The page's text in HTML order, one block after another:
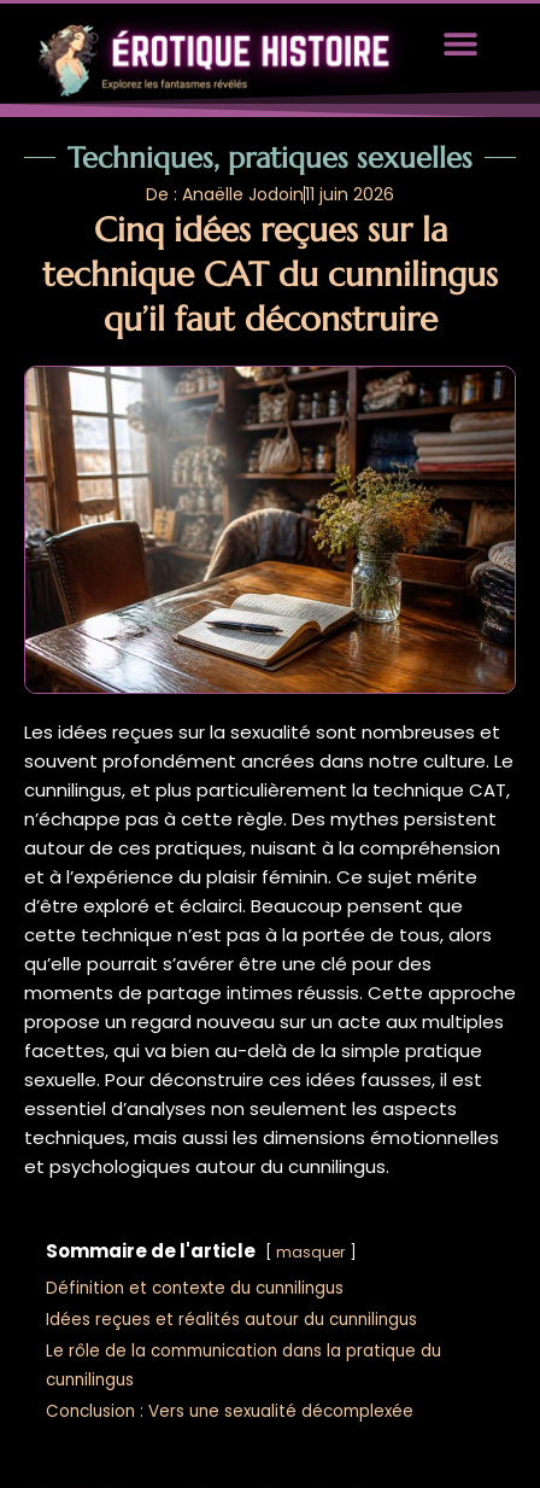
Techniques, pratiques sexuelles
De : Anaëlle Jodoin11 juin 2026
Cinq idées reçues sur la
technique CAT du cunnilingus
qu’il faut déconstruire
Les idées reçues sur la sexualité sont nombreuses et
souvent profondément ancrées dans notre culture. Le
cunnilingus, et plus particulièrement la technique CAT,
n’échappe pas à cette règle. Des mythes persistent
autour de ces pratiques, nuisant à la compréhension
et à l’expérience du plaisir féminin. Ce sujet mérite
d’être exploré et éclairci. Beaucoup pensent que
cette technique n’est pas à la portée de tous, alors
qu’elle pourrait s’avérer être une clé pour des
moments de partage intimes réussis. Cette approche
propose un regard nouveau sur un acte aux multiples
facettes, qui va bien au-delà de la simple pratique
sexuelle. Pour déconstruire ces idées fausses, il est
essentiel d’analyses non seulement les aspects
techniques, mais aussi les dimensions émotionnelles
et psychologiques autour du cunnilingus.
Sommaire de l'article masquer
Définition et contexte du cunnilingus
Idées reçues et réalités autour du cunnilingus
Le rôle de la communication dans la pratique du
cunnilingus
Conclusion : Vers une sexualité décomplexée